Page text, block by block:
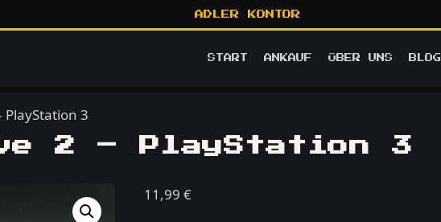
ADLER KONTOR
START ANKAUF ÜBER UNS BLOG
PlayStation 3
2 – PlayStation 3
11,99 €